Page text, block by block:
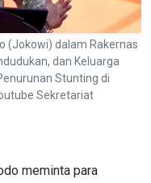
(Jokowi) dalam Rakernas
dan Keluarga
Stunting di
Sekretariat
meminta para